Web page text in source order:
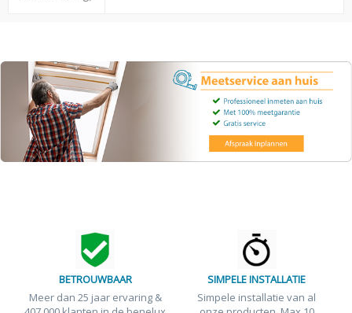
BETROUWBAAR
Meer dan 25 jaar ervaring &
SIMPELE INSTALLATIE
Simpele installatie van al